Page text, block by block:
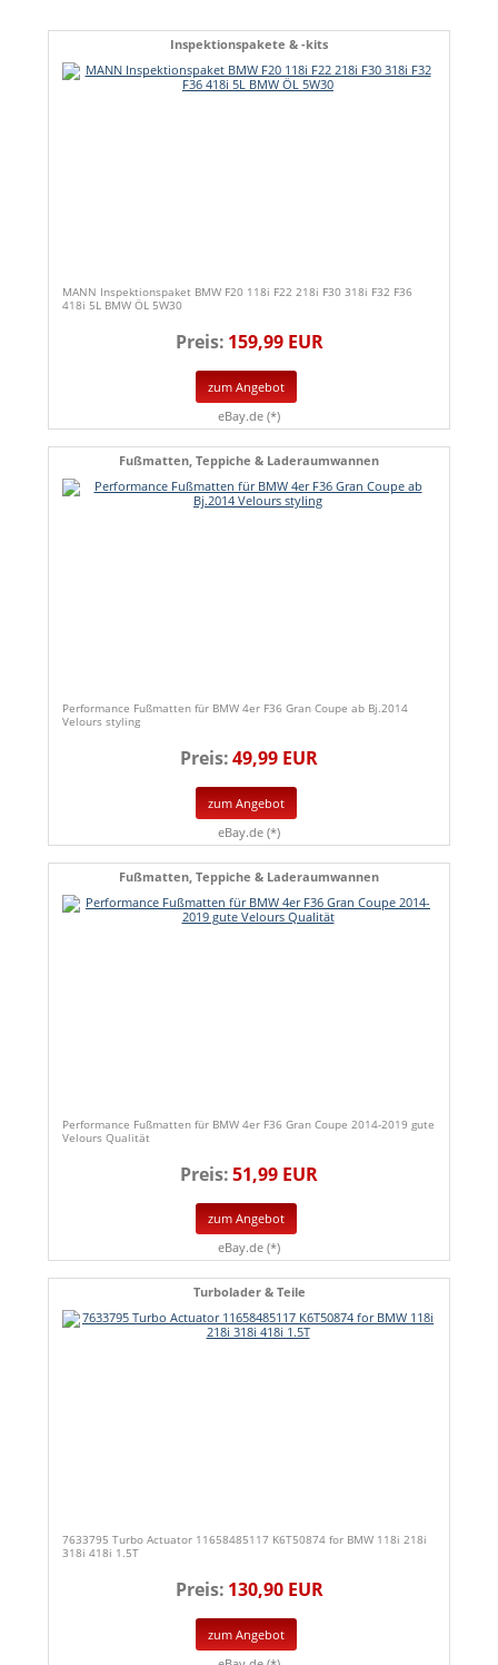
Inspektionspakete & -kits
MANN Inspektionspaket BMW F20 118i F22 218i F30 318i F32 F36
418i 5L BMW ÖL 5W30
Preis: 159,99 EUR
zum Angebot
eBay.de (*)
Fußmatten, Teppiche & Laderaumwannen
Performance Fußmatten für BMW 4er F36 Gran Coupe ab Bj.2014
Velours styling
Preis:49,99 EUR
zum Angebot
eBay.de (*)
Fußmatten, Teppiche & Laderaumwannen
Performance Fußmatten für BMW 4er F36 Gran Coupe 2014-2019 gute
Velours Qualität
Preis:51,99 EUR
zum Angebot
eBay.de (*)
Turbolader & Teile
7633795 Turbo Actuator 11658485117 K6T50874 for BMW 118i 218i
318i 418i 1.5T
Preis: 130,90 EUR
zum Angebot